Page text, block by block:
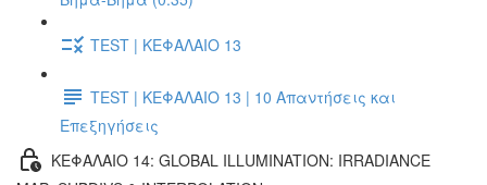
TEST | ΚΕΦΑΛΑΙΟ 13
TEST | ΚΕΦΑΛΑΙΟ 13 | 10 Απαντήσεις και
Επεξηγήσεις
ΚΕΦΑΛΑΙΟ 14: GLOBAL ILLUMINATION: IRRADIANCE